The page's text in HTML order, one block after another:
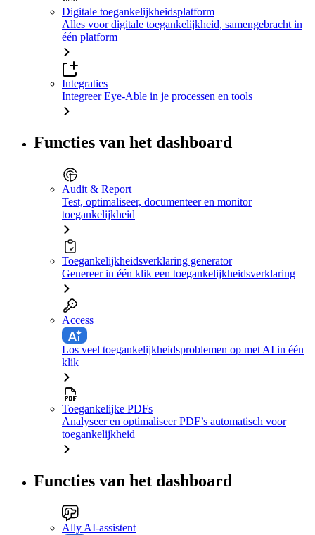
Digitale toegankelijkheidsplatform
Alles voor digitale toegankelijkheid, samengebracht in
één platform
Integraties
Integreer Eye-Able in je processen en tools
Functies van het dashboard
Audit & Report
Test, optimaliseer, documenteer en monitor
toegankelijkheid
Toegankelijkheidsverklaring generator
Genereer in één klik een toegankelijkheidsverklaring
Access
Los veel toegankelijkheidsproblemen op met AI in één
klik
Toegankelijke PDFs
Analyseer en optimaliseer PDF’s automatisch voor
toegankelijkheid
Functies van het dashboard
Ally AI-assistent